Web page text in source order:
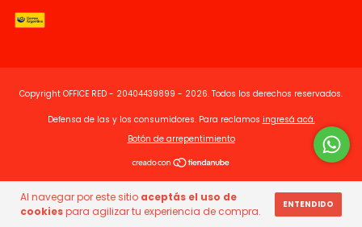
Al navegar por este sitio aceptás el uso de
cookiespara agilizar tu experiencia de compra.
ENTENDIDO
Copyright OFFICE RED - 20404439899 - 2026. Todos los derechos reservados.
Defensa de las y los consumidores. Para reclamos ingresá acá.
Botón de arrepentimiento